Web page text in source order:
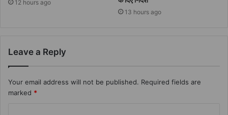
12 hours ago
13 hours ago
Leave a Reply
Your email address will not be published. Required fields are
marked *